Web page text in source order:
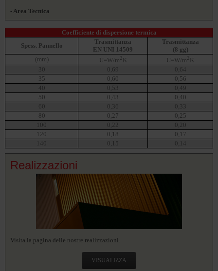
- Area Tecnica
Coefficiente di dispersione termica
Spess. Pannello
Trasmittanza
EN UNI 14509
Trasmittanza
(8 gg)
(mm)
U=W/m2 K U=W/m2 K
30
0,69
0,64
35
0,60
0,56
40
0,53
0,49
50
0,43
0,40
60
0,36
0,33
80
0,27
0,25
100
0,22
0,20
120
0,18
0,17
140
0,15 0,14
Realizzazioni
Visita la pagina delle nostre realizzazioni.
VISUALIZZA